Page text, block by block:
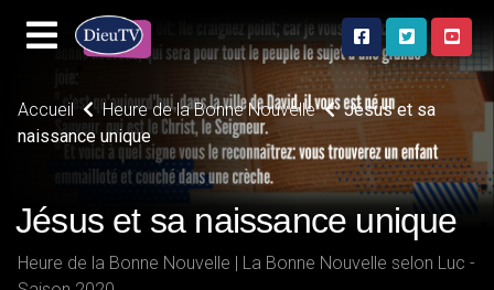
Accueil Heure de la Bonne Nouvelle
Jésus et sa
naissance unique
Jésus et sa naissance unique
Heure de la Bonne Nouvelle | La Bonne Nouvelle selon Luc -